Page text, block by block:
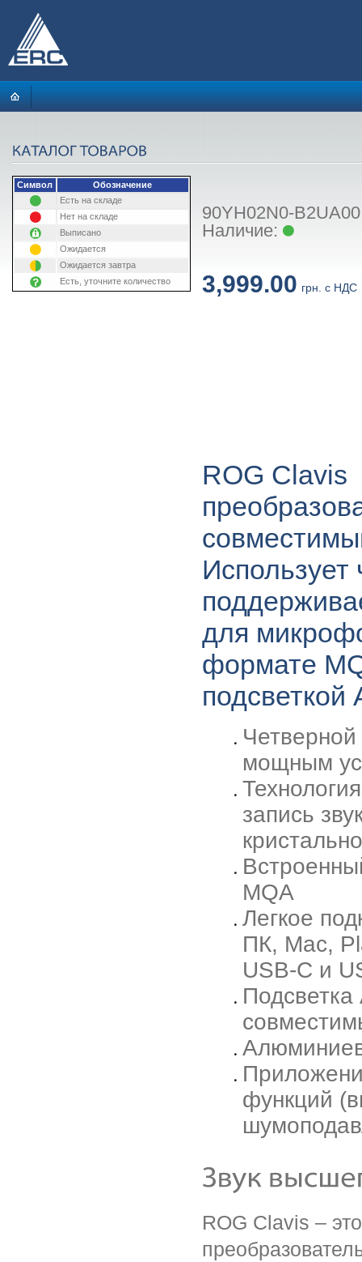
Символ
Обозначение
Есть на складе
Нет на складе
Выписано
Ожидается
Ожидается завтра
Есть, уточните количество
90YH02N0-
Наличие:
3,999.00 грн. с НДС
ROG Clavis
для
формате
подсветкой
мощным
запись
MQA
Легкое
ПК, Mac,
USB-C и
функций
ROG Clavis –